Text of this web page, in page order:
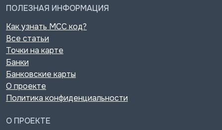
ПОЛЕЗНАЯ ИНФОРМАЦИЯ
Как узнать MCC код?
Все статьи
Точки на карте
Банки
Банковские карты
О проекте
Политика конфиденциальности
О ПРОЕКТЕ